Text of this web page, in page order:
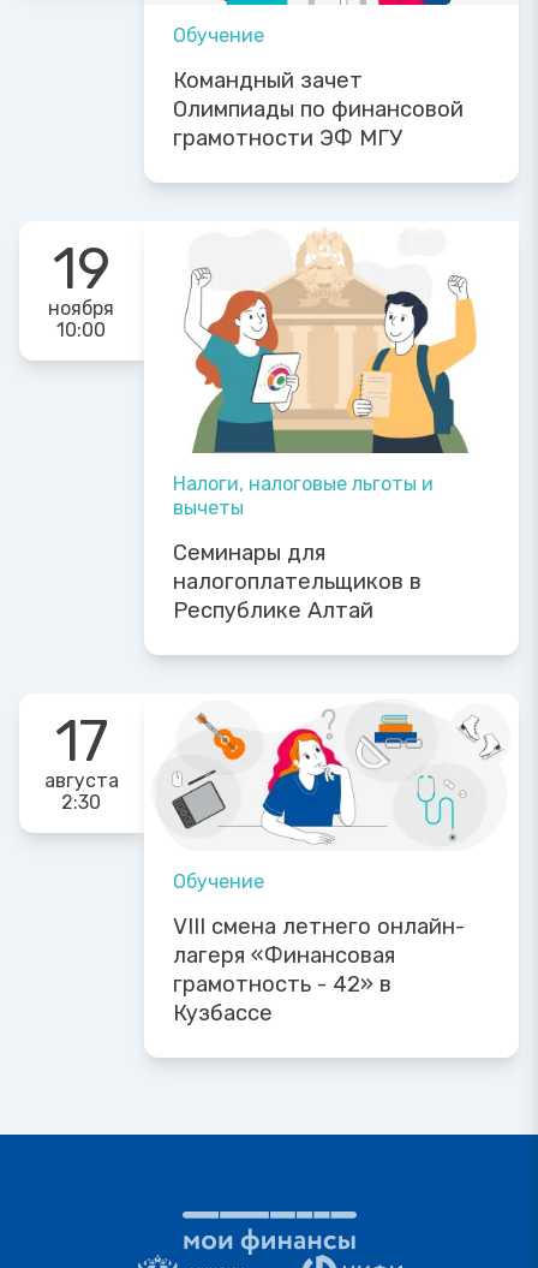
Обучение
Командный зачет
Олимпиады по финансовой
грамотности ЭФ МГУ
19
ноября
10:00
Налоги, налоговые льготы и
вычеты
Семинары для
налогоплательщиков в
Республике Алтай
17
августа
2:30
Обучение
VIII смена летнего онлайн-
лагеря «Финансовая
грамотность - 42» в
Кузбассе